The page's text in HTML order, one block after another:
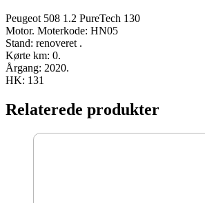
renoveret
antal
Peugeot 508 1.2 PureTech 130
Motor. Moterkode: HN05
Stand: renoveret .
Kørte km: 0.
Årgang: 2020.
HK: 131
Relaterede produkter